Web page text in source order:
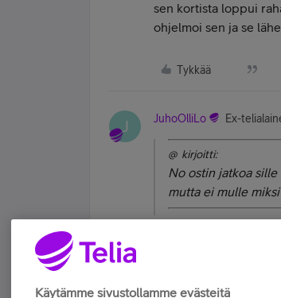
sen kortista loppui
ohjelmoi sen ja se
Tykkää
J JuhoOlliLo Ex-
@ kirjoitti:
No ostin jatkoa
mutta ei mulle
Onko kamera
Käytämme sivustollamme evästeitä